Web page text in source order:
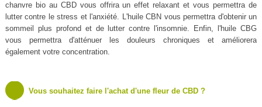
chanvre bio au CBD vous offrira un effet relaxant et vous permettra de
lutter contre le stress et l'anxiété. L'huile CBN vous permettra d'obtenir un
sommeil plus profond et de lutter contre l'insomnie. Enfin, l'huile CBG
vous permettra d'atténuer les douleurs chroniques et améliorera
également votre concentration.
Vous souhaitez faire l'achat d'une fleur de CBD ?